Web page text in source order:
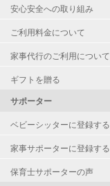
安心安全への取り組み
ご利用料金について
家事代行のご利用について
ギフトを贈る
サポーター
ベビーシッターに登録する
家事サポーターに登録する
保育士サポーターの声